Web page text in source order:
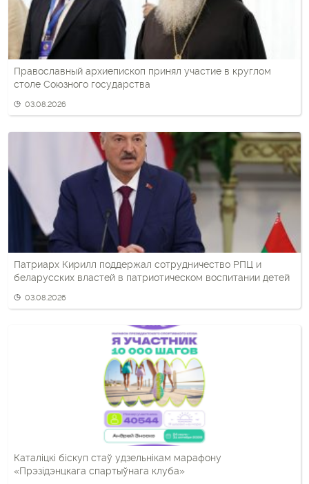
Православный архиепископ принял участие в круглом
столе Союзного государства
03.08.2026
Патриарх Кирилл поддержал сотрудничество РПЦ и
беларусских властей в патриотическом воспитании детей
03.08.2026
Каталіцкі біскуп стаў удзельнікам марафону
«Прэзідэнцкага спартыўнага клуба»